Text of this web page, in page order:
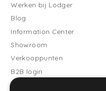
Werken bij Lodger
Blog
Information Center
Showroom
Verkooppunten
B2B login
Buitenslaapzakken